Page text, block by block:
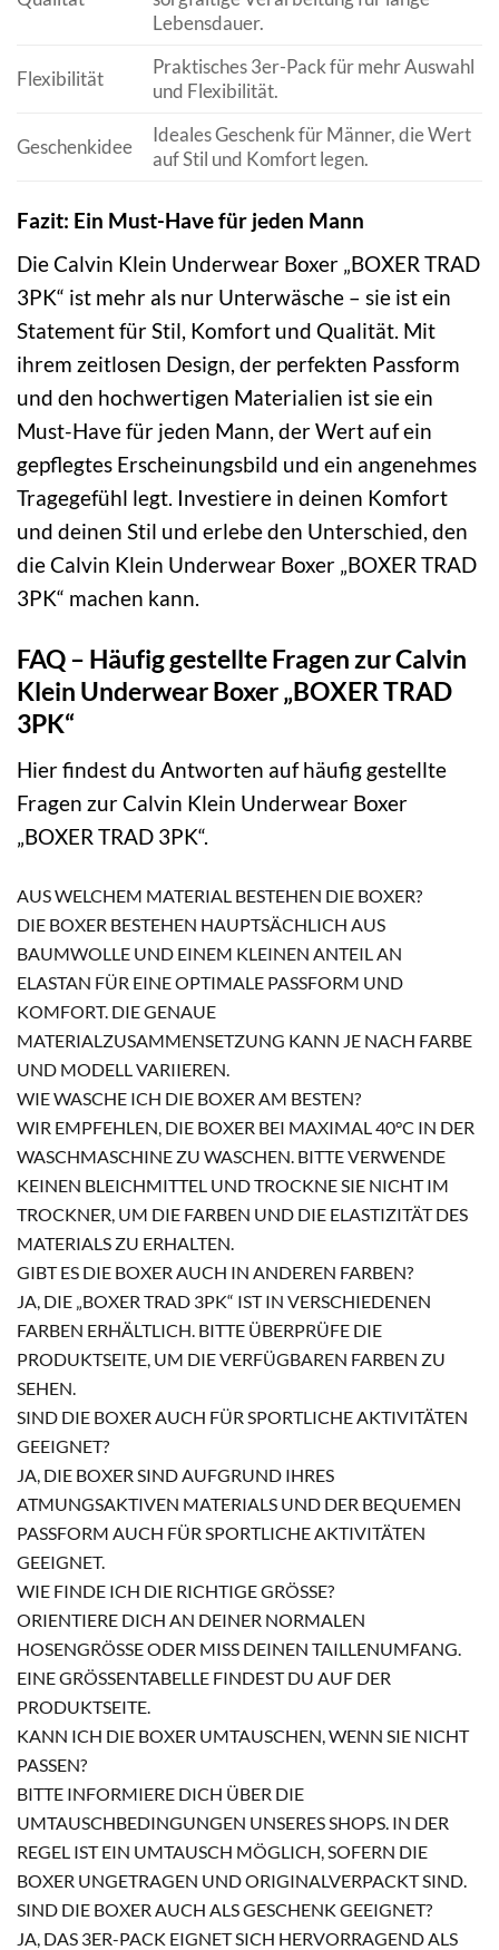
Lebensdauer.
Flexibilität
Praktisches 3er-Pack für mehr Auswahl
und Flexibilität.
Geschenkidee
Ideales Geschenk für Männer, die Wert
auf Stil und Komfort legen.
Fazit: Ein Must-Have für jeden Mann
Die Calvin Klein Underwear Boxer „BOXER TRAD
3PK“ ist mehr als nur Unterwäsche – sie ist ein
Statement für Stil, Komfort und Qualität. Mit
ihrem zeitlosen Design, der perfekten Passform
und den hochwertigen Materialien ist sie ein
Must-Have für jeden Mann, der Wert auf ein
gepflegtes Erscheinungsbild und ein angenehmes
Tragegefühl legt. Investiere in deinen Komfort
und deinen Stil und erlebe den Unterschied, den
die Calvin Klein Underwear Boxer „BOXER TRAD
3PK“ machen kann.
FAQ – Häufig gestellte Fragen zur Calvin
Klein Underwear Boxer „BOXER TRAD
3PK“
Hier findest du Antworten auf häufig gestellte
Fragen zur Calvin Klein Underwear Boxer
„BOXER TRAD 3PK“.
AUS WELCHEM MATERIAL BESTEHEN DIE BOXER?
DIE BOXER BESTEHEN HAUPTSÄCHLICH AUS
BAUMWOLLE UND EINEM KLEINEN ANTEIL AN
ELASTAN FÜR EINE OPTIMALE PASSFORM UND
KOMFORT. DIE GENAUE
MATERIALZUSAMMENSETZUNG KANN JE NACH FARBE
UND MODELL VARIIEREN.
WIE WASCHE ICH DIE BOXER AM BESTEN?
WIR EMPFEHLEN, DIE BOXER BEI MAXIMAL 40°C IN DER
WASCHMASCHINE ZU WASCHEN. BITTE VERWENDE
KEINEN BLEICHMITTEL UND TROCKNE SIE NICHT IM
TROCKNER, UM DIE FARBEN UND DIE ELASTIZITÄT DES
MATERIALS ZU ERHALTEN.
GIBT ES DIE BOXER AUCH IN ANDEREN FARBEN?
JA, DIE „BOXER TRAD 3PK“ IST IN VERSCHIEDENEN
FARBEN ERHÄLTLICH. BITTE ÜBERPRÜFE DIE
PRODUKTSEITE, UM DIE VERFÜGBAREN FARBEN ZU
SEHEN.
SIND DIE BOXER AUCH FÜR SPORTLICHE AKTIVITÄTEN
GEEIGNET?
JA, DIE BOXER SIND AUFGRUND IHRES
ATMUNGSAKTIVEN MATERIALS UND DER BEQUEMEN
PASSFORM AUCH FÜR SPORTLICHE AKTIVITÄTEN
GEEIGNET.
WIE FINDE ICH DIE RICHTIGE GRÖSSE?
ORIENTIERE DICH AN DEINER NORMALEN
HOSENGRÖSSE ODER MISS DEINEN TAILLENUMFANG. E
INE GRÖSSENTABELLE FINDEST DU AUF DER PR
ODUKTSEITE.
KANN ICH DIE BOXER UMTAUSCHEN, WENN SIE NICHT
PASSEN?
BITTE INFORMIERE DICH ÜBER DIE
UMTAUSCHBEDINGUNGEN UNSERES SHOPS. IN DER
REGEL IST EIN UMTAUSCH MÖGLICH, SOFERN DIE
BOXER UNGETRAGEN UND ORIGINALVERPACKT SIND.
SIND DIE BOXER AUCH ALS GESCHENK GEEIGNET?
JA, DAS 3ER-PACK EIGNET SICH HERVORRAGEND ALS